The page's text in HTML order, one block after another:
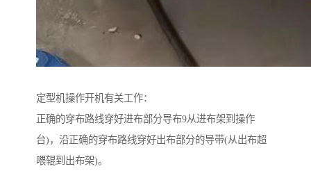
定型机操作开机有关工作：
正确的穿布路线穿好进布部分导布9从进布架到操作
台)，沿正确的穿布路线穿好出布部分的导带(从出布超
喂辊到出布架)。